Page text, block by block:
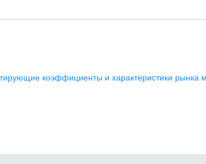
коэффициенты и характеристики рынка